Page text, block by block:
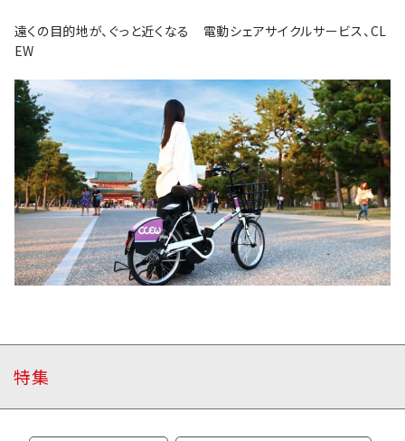
遠くの目的地が、ぐっと近くなる 電動シェアサイクルサービス、CL
EW
特集